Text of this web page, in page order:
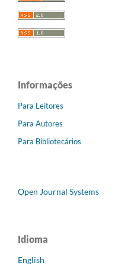
Informações
Para Leitores
Para Autores
Para Bibliotecários
Open Journal Systems
Idioma
English